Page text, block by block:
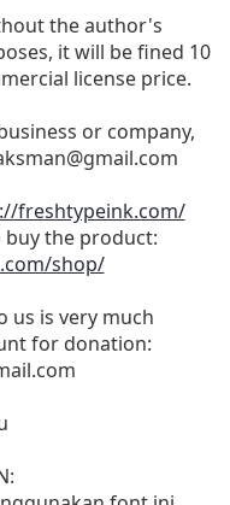
the author's
it will be fined 10
license price.
or company,
freshtypeink.com/
buy the product:
shop/
us is very much
for donation: